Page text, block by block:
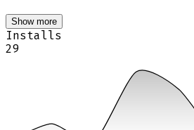
Show more
Installs
29